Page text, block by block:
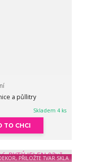
a půllitry
Skladem 4 ks
TO CHCI
PŘILOŽTE TVAR SKLA